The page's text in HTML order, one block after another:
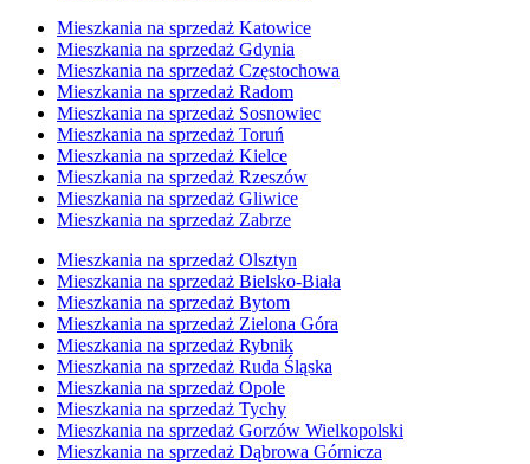
Mieszkania na sprzedaż Katowice
Mieszkania na sprzedaż Gdynia
Mieszkania na sprzedaż Częstochowa
Mieszkania na sprzedaż Radom
Mieszkania na sprzedaż Sosnowiec
Mieszkania na sprzedaż Toruń
Mieszkania na sprzedaż Kielce
Mieszkania na sprzedaż Rzeszów
Mieszkania na sprzedaż Gliwice
Mieszkania na sprzedaż Zabrze
Mieszkania na sprzedaż Olsztyn
Mieszkania na sprzedaż Bielsko-Biała
Mieszkania na sprzedaż Bytom
Mieszkania na sprzedaż Zielona Góra
Mieszkania na sprzedaż Rybnik
Mieszkania na sprzedaż Ruda Śląska
Mieszkania na sprzedaż Opole
Mieszkania na sprzedaż Tychy
Mieszkania na sprzedaż Gorzów Wielkopolski
Mieszkania na sprzedaż Dąbrowa Górnicza